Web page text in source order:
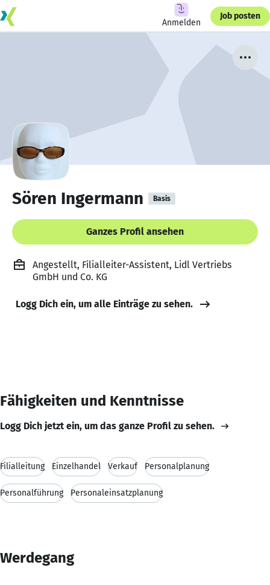
Anmelden
Job posten
Sören Ingermann Basis
Ganzes Profil ansehen
Angestellt, Filialleiter-Assistent, Lidl Vertriebs
GmbH und Co. KG
Logg Dich ein, um alle Einträge zu sehen.
Fähigkeiten und Kenntnisse
Logg Dich jetzt ein, um das ganze Profil zu sehen.
Filialleitung Einzelhandel Verkauf Personalplanung
Personalführung Personaleinsatzplanung
Werdegang